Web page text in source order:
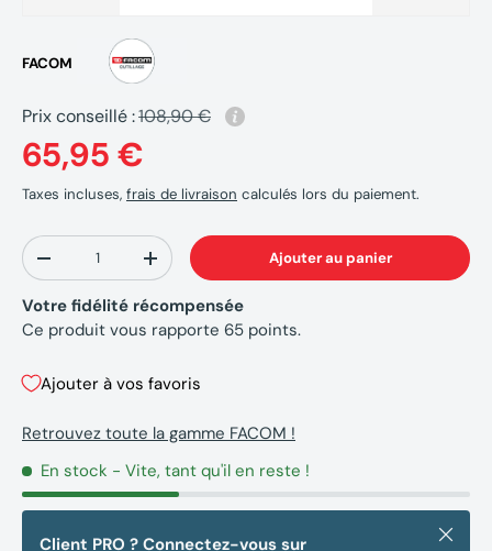
FACOM
Prix conseillé :108,90 €
65,95 €
Taxes incluses, frais de livraison calculés lors du paiement.
Qté
-
+ Ajouter au panier
Votre fidélité récompensée
Ce produit vous rapporte 65 points.
Ajouter à vos favoris
Retrouvez toute la gamme FACOM !
En stock - Vite, tant qu'il en reste !
Client PRO ? Connectez-vous sur
Fermer